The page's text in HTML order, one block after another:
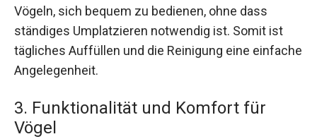
Vögeln, sich bequem zu bedienen, ohne dass
ständiges Umplatzieren notwendig ist. Somit ist
tägliches Auffüllen und die Reinigung eine einfache
Angelegenheit.
3. Funktionalität und Komfort für
Vögel